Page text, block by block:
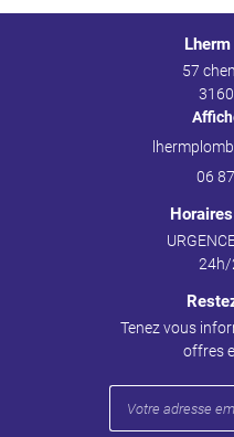
57
06
24h/
Tenez vous
offres